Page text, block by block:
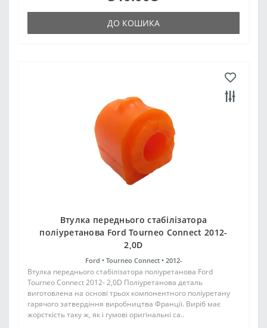
ДО КОШИКА
Втулка переднього стабілізатора
поліуретанова Ford Tourneo Connect 2012-
2,0D
Ford • Tourneo Connect • 2012-
Втулка переднього стабілізатора поліуретанова Ford
Tourneo Connect 2012- 2,0D Поліуретанова деталь
виготовлена на основі трьох компонентного поліуретану
гарячого затвердіння виробництва Франції. Виріб має
жорсткість таку ж, як і гумові оригінальні са..